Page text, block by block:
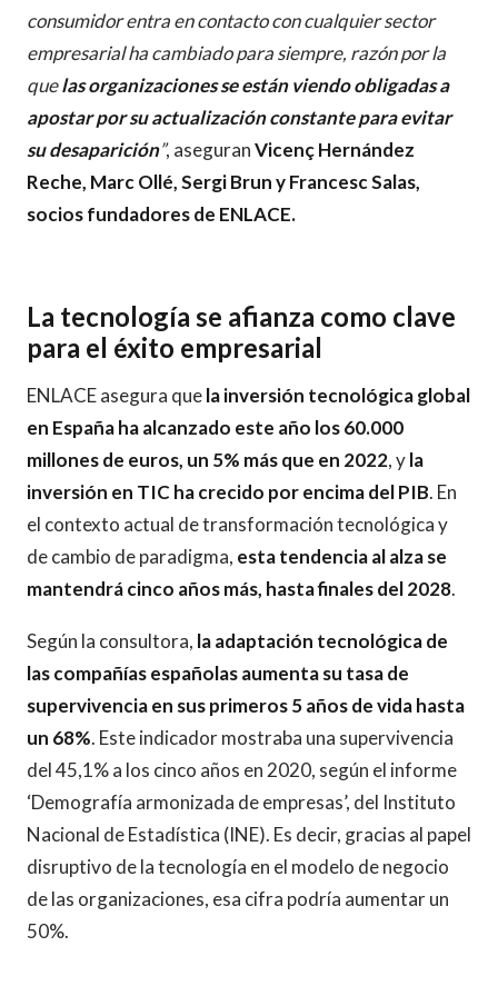
consumidor entra en contacto con cualquier sector
empresarial ha cambiado para siempre, razón por la
quelas organizaciones se están viendo obligadas a
apostar por su actualización constante para evitar
su desaparición”, aseguranVicenç Hernández
Reche, Marc Ollé, Sergi Brun y Francesc Salas,
socios fundadores de ENLACE.
La tecnología se afianza como clave
para el éxito empresarial
ENLACE asegura quela inversión tecnológica global
en España ha alcanzado este año los 60.000
millones de euros, un 5% más que en 2022, yla
inversión en TIC ha crecido por encima del PIB. En
el contexto actual de transformación tecnológica y
de cambio de paradigma, esta tendencia al alza se
mantendrá cinco años más, hasta finales del 2028.
Según la consultora, la adaptación tecnológica de
las compañías españolas aumenta su tasa de
supervivencia en sus primeros 5 años de vida hasta
un 68%. Este indicador mostraba una supervivencia
del 45,1% a los cinco años en 2020, según el informe
‘Demografía armonizada de empresas’, del Instituto
Nacional de Estadística (INE). Es decir, gracias al papel
disruptivo de la tecnología en el modelo de negocio
de las organizaciones, esa cifra podría aumentar un
50%.